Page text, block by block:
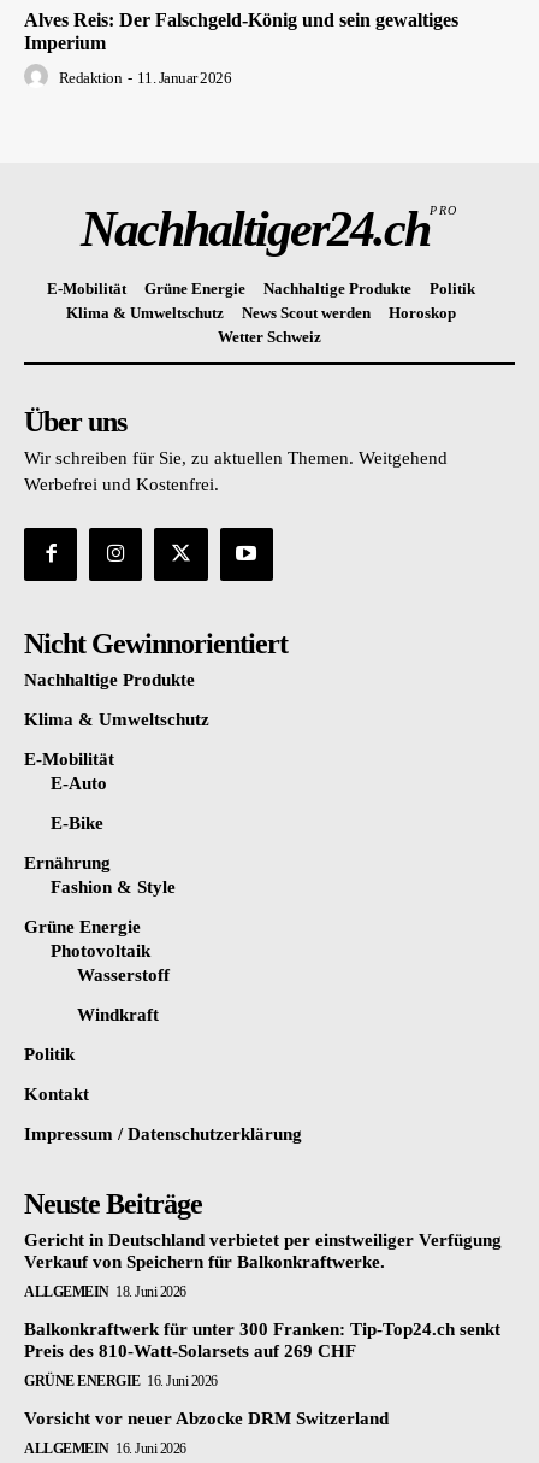
Alves Reis: Der Falschgeld-König und sein gewaltiges
Imperium
Redaktion - 11. Januar 2026
Nachhaltiger24.chPRO
E-Mobilität Grüne Energie Nachhaltige Produkte
Politik
Klima & Umweltschutz
News Scout werden
Horoskop
Wetter Schweiz
Über uns
Wir schreiben für Sie, zu aktuellen Themen. Weitgehend
Werbefrei und Kostenfrei.
Nicht Gewinnorientiert
Nachhaltige Produkte
Klima & Umweltschutz
E-Mobilität
E-Auto
E-Bike
Ernährung
Fashion & Style
Grüne Energie
Photovoltaik
Wasserstoff
Windkraft
Politik
Kontakt
Impressum / Datenschutzerklärung
Neuste Beiträge
Gericht in Deutschland verbietet per einstweiliger Verfügung
Verkauf von Speichern für Balkonkraftwerke.
ALLGEMEIN 18. Juni 2026
Balkonkraftwerk für unter 300 Franken: Tip-Top24.ch senkt
Preis des 810-Watt-Solarsets auf 269 CHF
GRÜNE ENERGIE 16. Juni 2026
Vorsicht vor neuer Abzocke DRM Switzerland
ALLGEMEIN 16. Juni 2026